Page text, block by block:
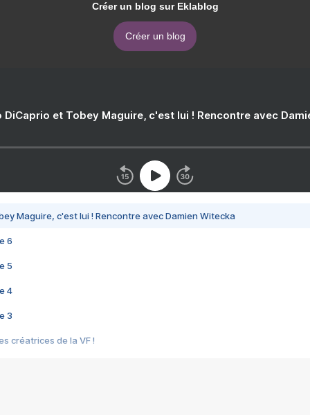
Créer un blog sur Eklablog
Créer un blog
DiCaprio et Tobey Maguire, c'est lui ! Rencontre avec
Maguire, c'est lui ! Rencontre avec Damien Witecka
6
5
4
3
créatrices de la VF !